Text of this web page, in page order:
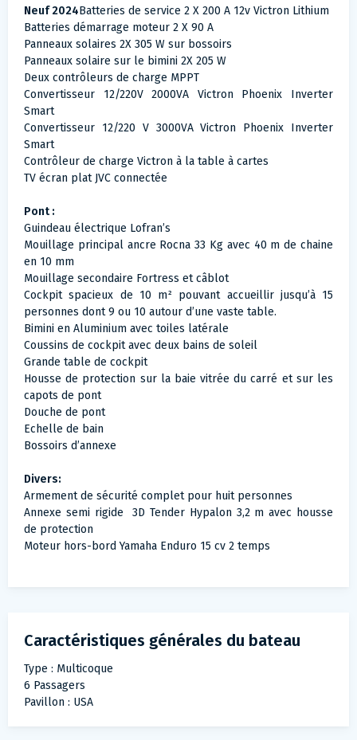
Neuf 2024Batteries de service 2 X 200 A 12v Victron Lithium
Batteries démarrage moteur 2 X 90 A
Panneaux solaires 2X 305 W sur bossoirs
Panneaux solaire sur le bimini 2X 205 W
Deux contrôleurs de charge MPPT
Convertisseur 12/220V 2000VA Victron Phoenix Inverter
Smart
Convertisseur 12/220 V 3000VA Victron Phoenix Inverter
Smart
Contrôleur de charge Victron à la table à cartes
TV écran plat JVC connectée
Pont :
Guindeau électrique Lofran’s
Mouillage principal ancre Rocna 33 Kg avec 40 m de chaine
en 10 mm
Mouillage secondaire Fortress et câblot
Cockpit spacieux de 10 m² pouvant accueillir jusqu’à 15
personnes dont 9 ou 10 autour d’une vaste table.
Bimini en Aluminium avec toiles latérale
Coussins de cockpit avec deux bains de soleil
Grande table de cockpit
Housse de protection sur la baie vitrée du carré et sur les
capots de pont
Douche de pont
Echelle de bain
Bossoirs d’annexe
Divers:
Armement de sécurité complet pour huit personnes
Annexe semi rigide 3D Tender Hypalon 3,2 m avec housse
de protection
Moteur hors-bord Yamaha Enduro 15 cv 2 temps
Caractéristiques générales du bateau
Type : Multicoque
6 Passagers
Pavillon : USA